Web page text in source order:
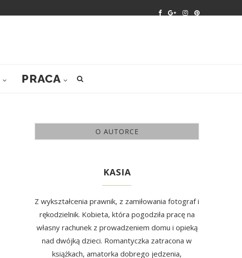
PRACA
O AUTORCE
KASIA
Z wykształcenia prawnik, z zamiłowania fotograf i
rękodzielnik. Kobieta, która pogodziła pracę na
własny rachunek z prowadzeniem domu i opieką
nad dwójką dzieci. Romantyczka zatracona w
książkach, amatorka dobrego jedzenia,